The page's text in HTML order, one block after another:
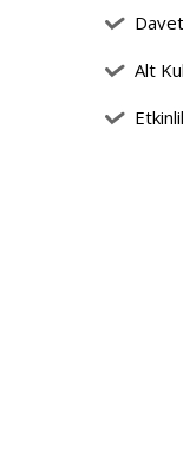
Alt